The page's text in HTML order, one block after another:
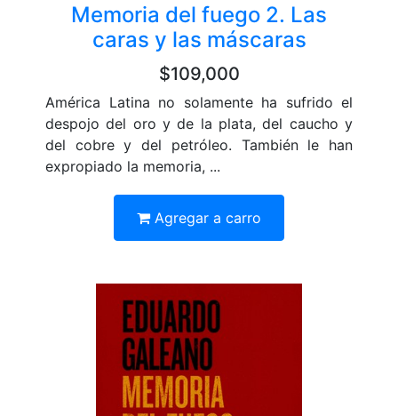
Memoria del fuego 2. Las
caras y las máscaras
$109,000
América Latina no solamente ha sufrido el
despojo del oro y de la plata, del caucho y
del cobre y del petróleo. También le han
expropiado la memoria, ...
Agregar a carro